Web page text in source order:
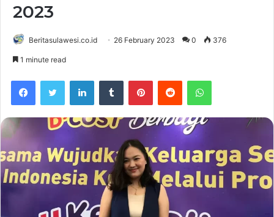
2023
Beritasulawesi.co.id 26 February 2023 0 376
1 minute read